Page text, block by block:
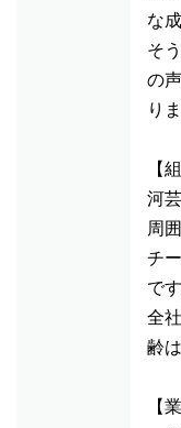
な
そ
の
り
【
河
周
チ
です
全
齢
【